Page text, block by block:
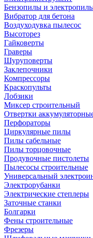
Бензопилы и
Вибратор для бетона
Воздуходувка пылесос
Высоторез
Гайковерты
Граверы
Шуруповерты
Заклепочники
Компрессоры
Краскопульты
Лобзики
Миксер строительный
Отвертки
Перфораторы
Циркулярные пилы
Пилы сабельные
Пилы торцовочные
Продувочные пистолеты
Пылесосы строительные
Универсальный
Электрорубанки
Электрические степлеры
Заточные станки
Болгарки
Фены строительные
Фрезеры